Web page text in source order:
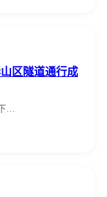
区隧道通行成
…